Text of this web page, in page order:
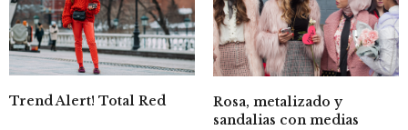
Trend Alert! Total Red
Rosa, metalizado y
sandalias con medias